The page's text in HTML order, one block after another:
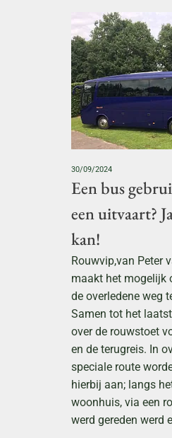
30/09/2024
Een bus
een uitvaart?
kan!
Rouwvip,van Peter
maakt het mogelijk
de overledene weg
Samen tot het
over de rouwstoet
en de terugreis. In
speciale route
hierbij aan; langs
woonhuis, via een
werd gereden werd